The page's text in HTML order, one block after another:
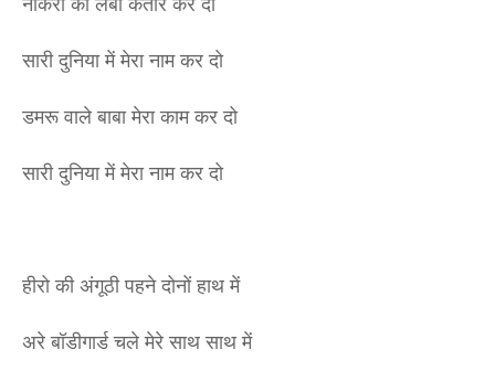
सारी दुनिया में मेरा नाम कर दो
डमरू वाले बाबा मेरा काम कर दो
सारी दुनिया में मेरा नाम कर दो
हीरो की अंगूठी पहने दोनों हाथ में
अरे बॉडीगार्ड चले मेरे साथ साथ में